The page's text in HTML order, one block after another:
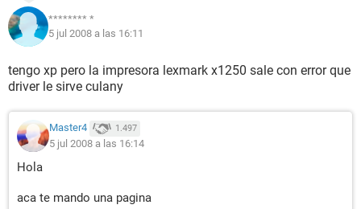
******** *
5 jul 2008 a las 16:11
tengo xp pero la impresora lexmark x1250 sale con error que
driver le sirve culany
Master4 1.497
5 jul 2008 a las 16:14
Hola
aca te mando una pagina